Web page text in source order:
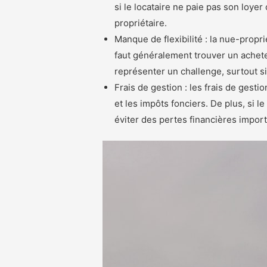
si le locataire ne paie pas son
propriétaire.
Manque de flexibilité : la nue-
faut généralement trouver un
représenter un challenge, surtout
Frais de gestion : les frais de
et les impôts fonciers. De plus, si
éviter des pertes financières